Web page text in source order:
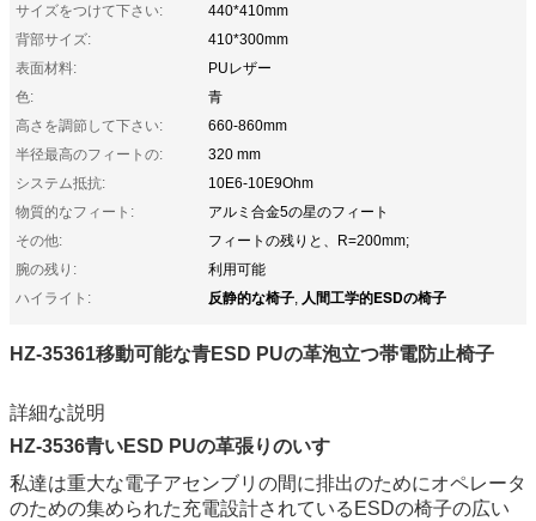
サイズをつけて下さい:
440*410mm
背部サイズ:
410*300mm
表面材料:
PUレザー
色:
青
高さを調節して下さい:
660-860mm
半径最高のフィートの:
320 mm
システム抵抗:
10E6-10E9Ohm
物質的なフィート:
アルミ合金5の星のフィート
その他:
フィートの残りと、R=200mm;
腕の残り:
利用可能
ハイライト:
反静的な椅子, 人間工学的ESDの椅子
HZ-35361移動可能な青ESD PUの革泡立つ帯電防止椅子
詳細な説明
HZ-3536青いESD PUの革張りのいす
私達は重大な電子アセンブリの間に排出のためにオペレータ
のための集められた充電設計されているESDの椅子の広い